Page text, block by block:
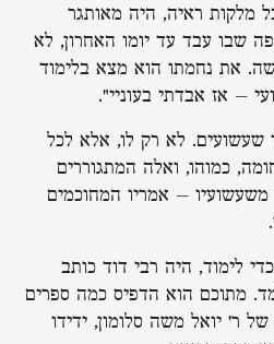
מלקות ראיה, היה מאותגר
שבו עבד עד יומו האחרון, לא
את נחמתו הוא מצא בלימוד
– אז אבדתי בעוניי".
שעשועים. לא רק לו, אלא לכל
כמוהו, ואלה המתגוררים
– אמריו המחוכמים
לימוד, היה רבי דוד כותב
מתוכם הוא הדפיס כמה ספרים
ר' יואל משה סלומון, ידידו